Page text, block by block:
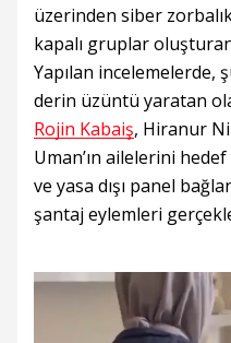
üzerinden siber
kapalı gruplar
Yapılan incelemelerde,
derin üzüntü yaratan
Rojin Kabaiş, Hiranur
Uman’ın ailelerini
ve yasa dışı panel
şantaj eylemleri